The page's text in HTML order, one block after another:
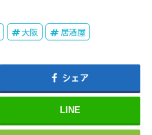
大阪 居酒屋
シェア
LINE